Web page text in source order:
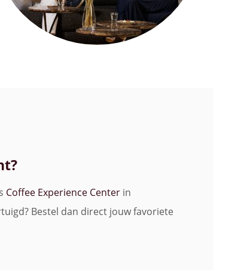
Coffee Experience Centerin
Bestel dan direct jouw favoriete